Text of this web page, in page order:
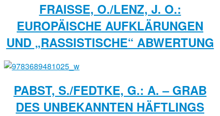
FRAISSE, O./LENZ, J. O.:
EUROPÄISCHE AUFKLÄRUNGEN
UND „RASSISTISCHE“ ABWERTUNG
PABST, S./FEDTKE, G.: A. – GRAB
DES UNBEKANNTEN HÄFTLINGS